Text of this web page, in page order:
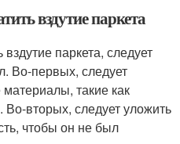
вздутие паркета
паркета, следует
Во-первых, следует
такие как
Во-вторых, следует уложить
чтобы он не был